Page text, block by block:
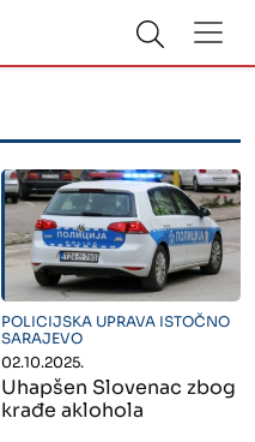
" alt="">
POLICIJSKA UPRAVA ISTOČNO
SARAJEVO
02.10.2025.
Uhapšen Slovenac zbog
krađe aklohola